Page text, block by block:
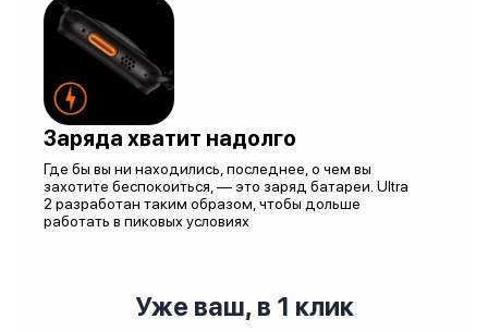
Заряда хватит надолго
Где бы вы ни находились, последнее, о чем вы
захотите беспокоиться, — это заряд батареи. Ultra
2 разработан таким образом, чтобы дольше
работать в пиковых условиях
Уже ваш, в 1 клик